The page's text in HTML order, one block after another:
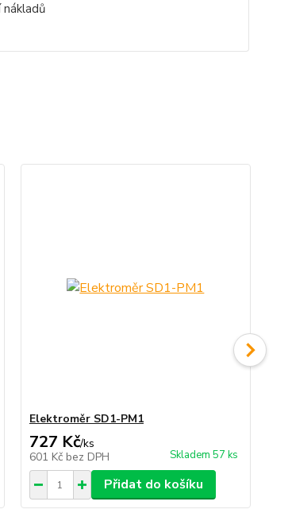
Elektroměr SD1-PM1
727 Kč/ks
601 Kč bez DPH Skladem 57 ks
Přidat do košíku